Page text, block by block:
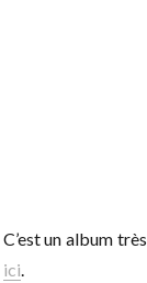
C’est un album
ici.